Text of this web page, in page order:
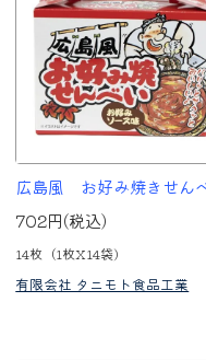
広島風 お好み焼きせん
702円(税込)
14枚（1枚X14袋)
有限会社 タニモト食品工業